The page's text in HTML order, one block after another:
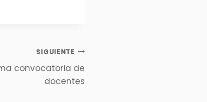
SIGUIENTE
convocatoria de
docentes